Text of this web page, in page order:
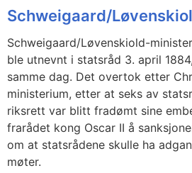
Schweigaard/
Schweigaard/Løvenskiold-
ble utnevnt i statsråd 3. april
samme dag. Det overtok etter
ministerium, etter at seks av
riksrett var blitt fradømt sine
frarådet kong Oscar II å
om at statsrådene skulle ha
møter.